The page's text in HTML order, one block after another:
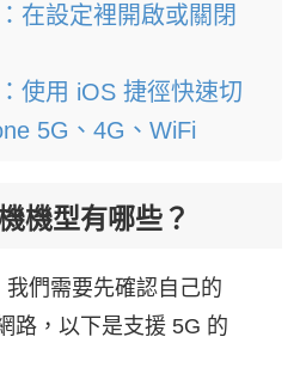
在設定裡開啟或關閉
使用 iOS 捷徑快速切
5G、4G、WiFi
機型有哪些？
們需要先確認自己的
路，以下是支援 5G 的